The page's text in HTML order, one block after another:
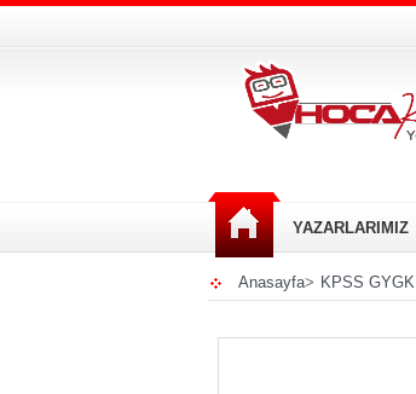
YAZARLARIMIZ
Anasayfa> KPSS GYGK